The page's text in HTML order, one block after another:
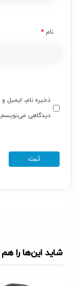
نام *
ذخیره نام، ایمیل
دیدگاهی
شاید این‌ها را